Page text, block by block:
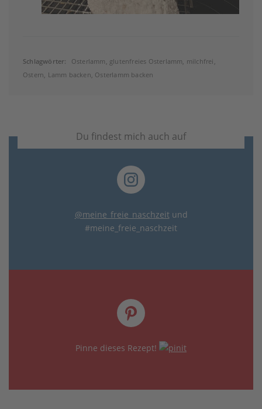
Schlagwörter:
Osterlamm, glutenfreies Osterlamm, milchfrei,
Ostern, Lamm backen, Osterlamm backen
Du findest mich auch auf
@meine_freie_naschzeitund
#meine_freie_naschzeit
Pinne dieses Rezept!